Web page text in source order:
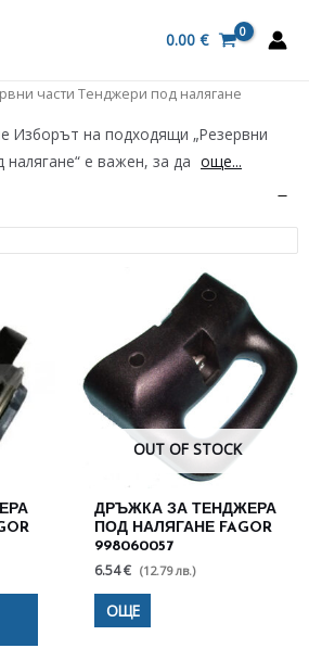
0.00 €
части Тенджери под налягане
Изборът на подходящи „Резервни
е важен, за да още...
OUT OF STOCK
ДРЪЖКА ЗА ТЕНДЖЕРА
ПОД НАЛЯГАНЕ FAGOR
998060057
6.54 € (12.79 лв.)
ОЩЕ